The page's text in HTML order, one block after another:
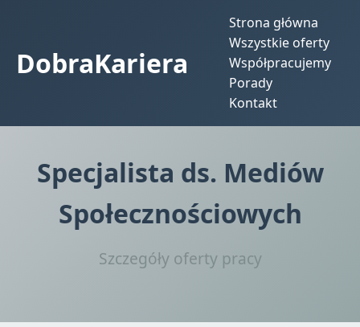
DobraKariera
Strona główna
Wszystkie oferty
Współpracujemy
Porady
Kontakt
Specjalista ds. Mediów
Społecznościowych
Szczegóły oferty pracy